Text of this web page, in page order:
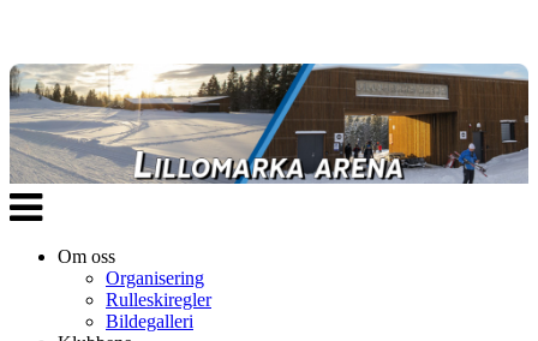
Veksle
navigasjon
Om oss
Organisering
Rulleskiregler
Bildegalleri